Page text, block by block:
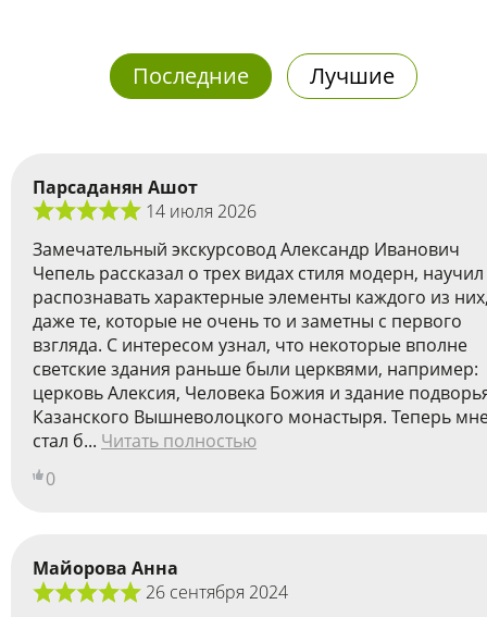
Последние Лучшие
Парсаданян Ашот
14 июля 2026
Замечательный экскурсовод Александр Иванович
Чепель рассказал о трех видах стиля модерн, научил
распознавать характерные элементы каждого из
даже те, которые не очень то и заметны с первого
взгляда. С интересом узнал, что некоторые вполне
светские здания раньше были церквями, например:
церковь Алексия, Человека Божия и здание
Казанского Вышневолоцкого монастыря. Теперь
стал б... Читать полностью
0
Майорова Анна
26 сентября 2024